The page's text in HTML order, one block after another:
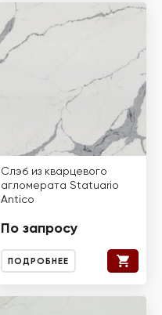
Слэб из кварцевого
агломерата Statuario
Antico
По запросу
ПОДРОБНЕЕ